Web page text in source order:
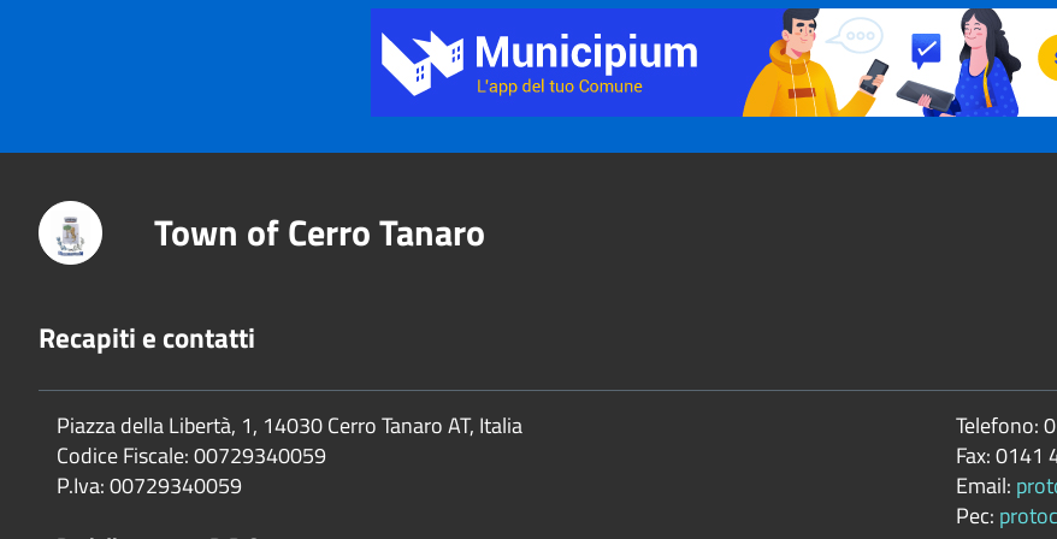
Town of Cerro Tanaro
Recapiti e contatti
Piazza della Libertà, 1, 14030 Cerro Tanaro AT, Italia
Codice Fiscale: 00729340059
P.Iva: 00729340059
Telefono:
Fax:0141
Email:
Pec: